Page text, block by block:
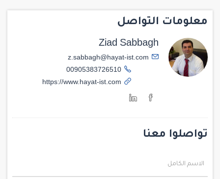
معلومات التواصل
Ziad Sabbagh
z.sabbagh@hayat-ist.com
تواصلوا معنا